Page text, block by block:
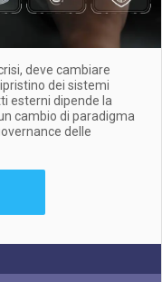
deve cambiare
dei sistemi
esterni dipende la
cambio di paradigma
delle